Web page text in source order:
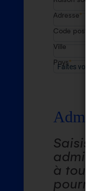
Adresse*
Code postal
Ville
Pays*
à